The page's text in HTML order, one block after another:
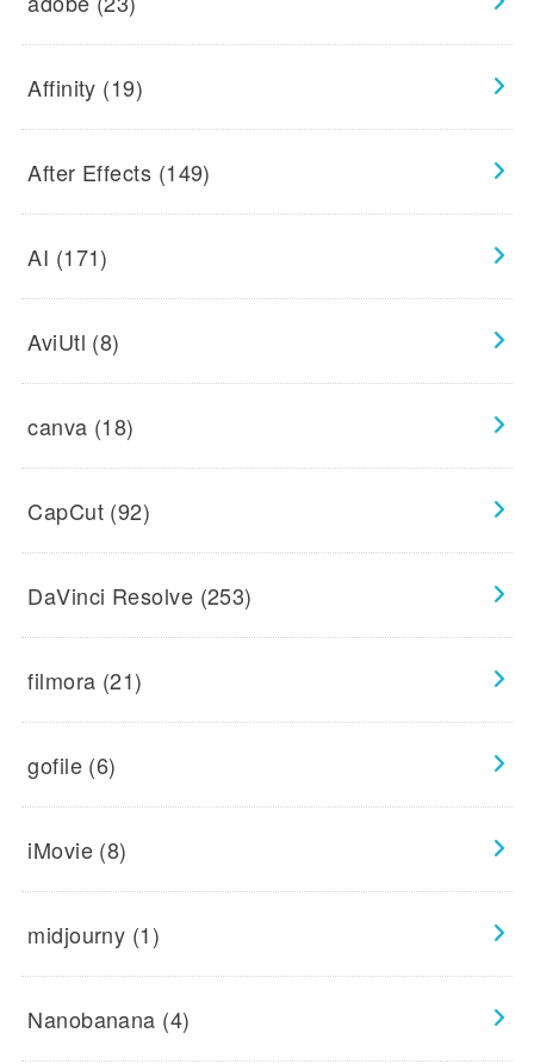
Affinity (19)
After Effects (149)
AI (171)
AviUtl (8)
canva (18)
CapCut (92)
DaVinci Resolve (253)
filmora (21)
gofile (6)
iMovie (8)
midjourny (1)
Nanobanana (4)